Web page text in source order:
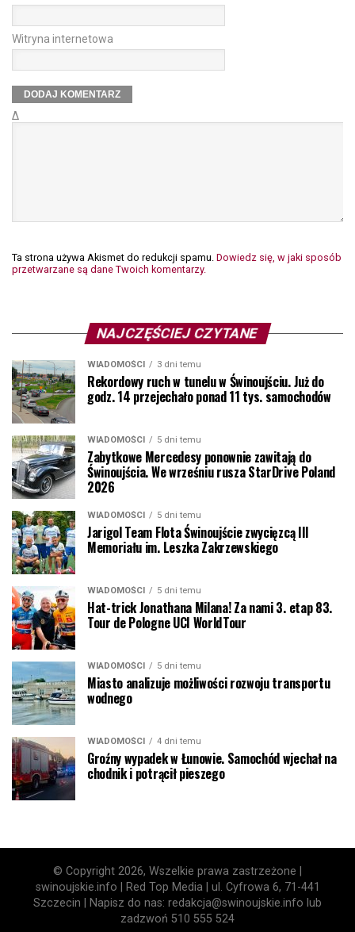
Witryna internetowa
Δ
Ta strona używa Akismet do redukcji spamu. Dowiedz się, w jaki sposób
przetwarzane są dane Twoich komentarzy.
NAJCZĘŚCIEJ CZYTANE
WIADOMOŚCI 3 dni temu
Rekordowy ruch w tunelu w Świnoujściu. Już do
godz. 14 przejechało ponad 11 tys. samochodów
WIADOMOŚCI 5 dni temu
Zabytkowe Mercedesy ponownie zawitają do
Świnoujścia. We wrześniu rusza StarDrive Poland
2026
WIADOMOŚCI 5 dni temu
Jarigol Team Flota Świnoujście zwycięzcą III
Memoriału im. Leszka Zakrzewskiego
WIADOMOŚCI 5 dni temu
Hat-trick Jonathana Milana! Za nami 3. etap 83.
Tour de Pologne UCI WorldTour
WIADOMOŚCI 5 dni temu
Miasto analizuje możliwości rozwoju transportu
wodnego
WIADOMOŚCI 4 dni temu
Groźny wypadek w Łunowie. Samochód wjechał na
chodnik i potrącił pieszego
© Copyright 2026, Wszelkie prawa zastrzeżone |
swinoujskie.info | Red Top Media | ul. Cyfrowa 6, 71-441
Szczecin | Napisz do nas: redakcja@swinoujskie.info lub
zadzwoń 510 555 524